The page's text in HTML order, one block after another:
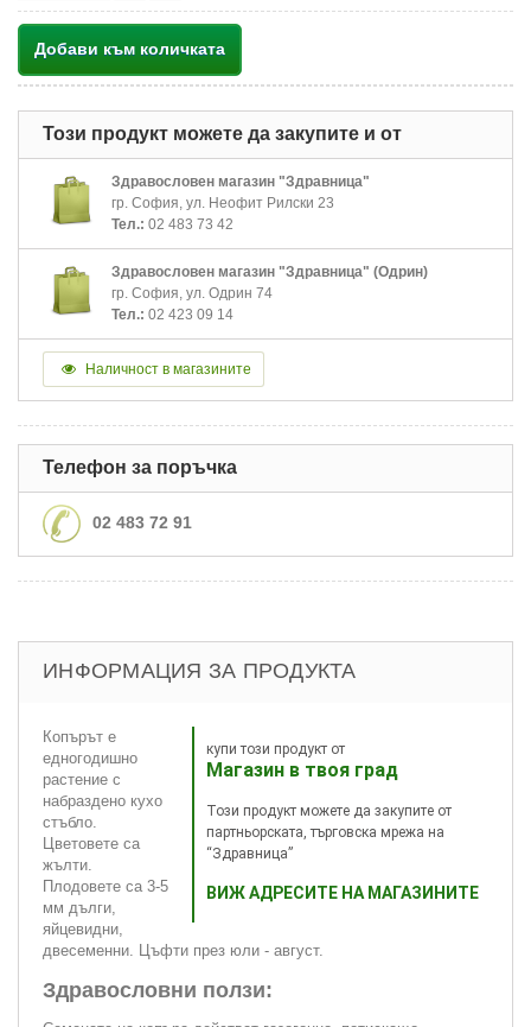
Добави към количката
Този продукт можете да закупите и от
Здравословен магазин "Здравница"
гр. София, ул. Неофит Рилски 23
Тел.: 02 483 73 42
Здравословен магазин "Здравница" (Одрин)
гр. София, ул. Одрин 74
Тел.: 02 423 09 14
Наличност в магазините
Телефон за поръчка
02 483 72 91
ИНФОРМАЦИЯ ЗА ПРОДУКТА
купи този продукт от
Магазин в твоя град
Този продукт можете да закупите от
партньорската, търговска мрежа на
“Здравница”
ВИЖ АДРЕСИТЕ НА МАГАЗИНИТЕ
Копърът е
едногодишно
растение с
набраздено кухо
стъбло.
Цветовете са
жълти.
Плодовете са 3-5
мм дълги,
яйцевидни,
двесеменни. Цъфти през юли - август.
Здравословни ползи: